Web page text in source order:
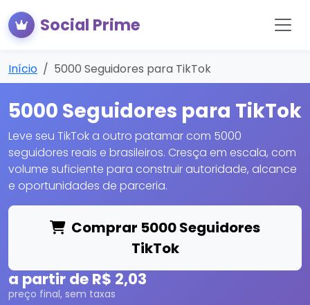
Social Prime
Início 5000 Seguidores para TikTok
5000 Seguidores para TikTok
Leve seu TikTok a outro patamar com 5000
seguidores reais e brasileiros. Cresça em escala, com
volume suficiente para construir autoridade, alcance
e oportunidades de parceria.
Comprar 5000 Seguidores
TikTok
a partir de R$ 2,03
preço final, sem taxas